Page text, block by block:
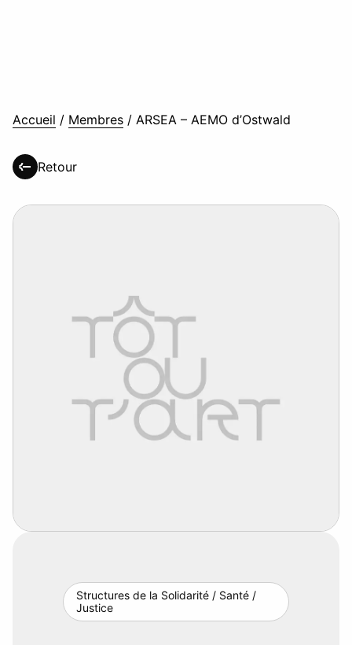
Accueil / Membres / ARSEA – AEMO d’Ostwald
Retour
Structures de la Solidarité / Santé /
Justice